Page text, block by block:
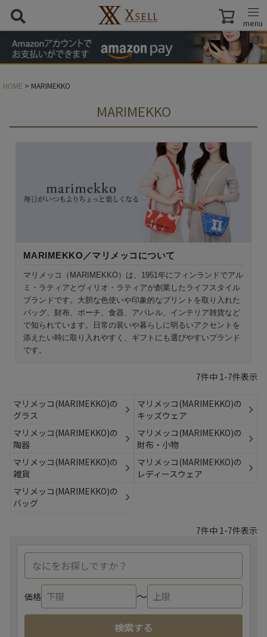
menu
HOME MARIMEKKO
MARIMEKKO
MARIMEKKO／マリメッコについて
マリメッコ（MARIMEKKO）は、1951年にフィンランドでアル
ミ・ラティアとヴィリオ・ラティアが創業したライフスタイル
ブランドです。大胆な色使いや印象的なプリントを取り入れた
バッグ、財布、ポーチ、食器、アパレル、インテリア雑貨など
で知られています。日常の装いや暮らしに明るいアクセントを
添えたい時に取り入れやすく、ギフトにも選びやすいブランド
です。
7件中 1 -7件表示
マリメッコ(MARIMEKKO)の
グラス
マリメッコ(MARIMEKKO)の
キッズウェア
マリメッコ(MARIMEKKO)の
陶器
マリメッコ(MARIMEKKO)の
財布・小物
マリメッコ(MARIMEKKO)の
雑貨
マリメッコ(MARIMEKKO)の
レディースウェア
マリメッコ(MARIMEKKO)の
バッグ
7件中 1 -7件表示
価格 〜
検索する